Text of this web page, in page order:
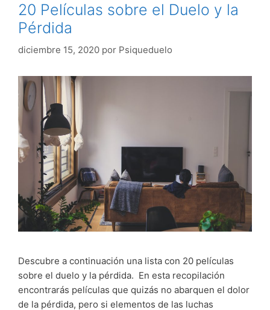
20 Películas sobre el Duelo y la
Pérdida
diciembre 15, 2020 por Psiqueduelo
Descubre a continuación una lista con 20 películas
sobre el duelo y la pérdida. En esta recopilación
encontrarás películas que quizás no abarquen el dolor
de la pérdida, pero si elementos de las luchas